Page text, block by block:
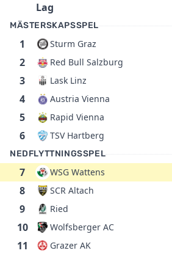
Lag
MÄSTERSKAPSSPEL
1 Sturm Graz
2 Red Bull Salzburg
3 Lask Linz
4 Austria Vienna
5 Rapid Vienna
6 TSV Hartberg
NEDFLYTTNINGSSPEL
7 WSG Wattens
8 SCR Altach
9 Ried
10 Wolfsberger AC
11 Grazer AK